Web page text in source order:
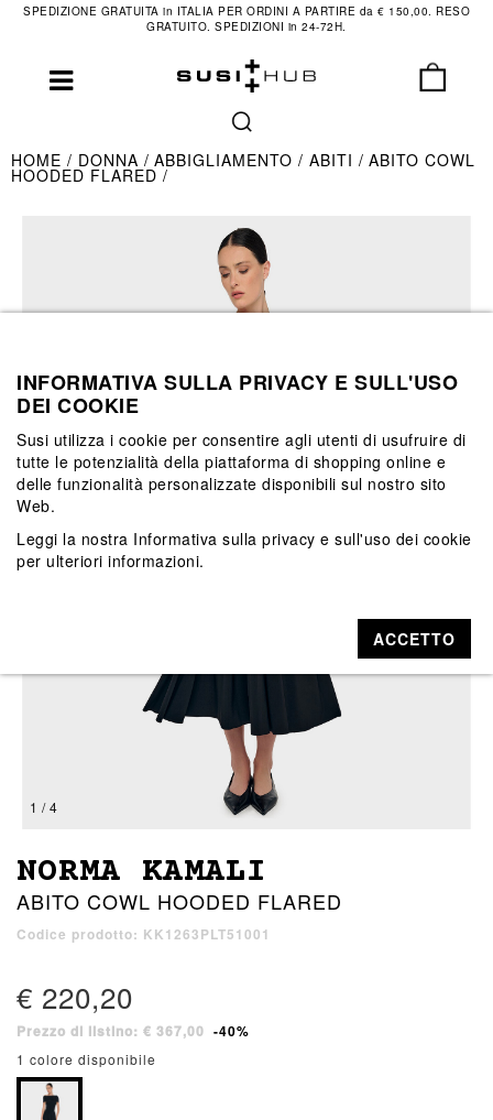
SPEDIZIONE GRATUITA in ITALIA PER ORDINI A PARTIRE da € 150,00. RESO
GRATUITO. SPEDIZIONI in 24-72H.
HOME DONNA ABBIGLIAMENTO ABITI ABITO COWL
HOODED FLARED
1 / 4
NORMA KAMALI
ABITO COWL HOODED FLARED
Codice prodotto: KK1263PLT51001
€ 220,20
Prezzo di listino: € 367,00 -40%
1 colore disponibile
INFORMATIVA SULLA PRIVACY E SULL'USO
DEI COOKIE
Susi utilizza i cookie per consentire agli utenti di usufruire di
tutte le potenzialità della piattaforma di shopping online e
delle funzionalità personalizzate disponibili sul nostro sito
Web.
Leggi la nostra Informativa sulla privacy e sull'uso dei cookie
per ulteriori informazioni.
ACCETTO